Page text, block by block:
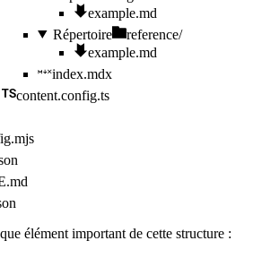
example.md
Répertoire
reference/
example.md
index.mdx
content.config.ts
.md
élément important de cette structure :